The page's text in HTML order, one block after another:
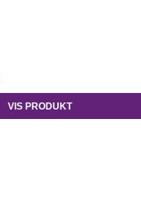
VIS PRODUKT